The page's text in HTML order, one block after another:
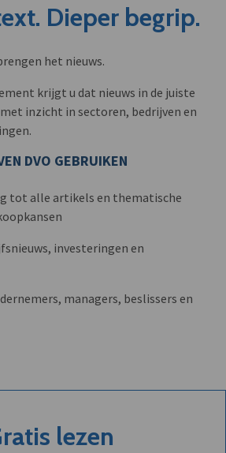
Dieper begrip.
het nieuws.
krijgt u dat nieuws in de juiste
inzicht in sectoren, bedrijven en
DVO GEBRUIKEN
tot alle artikels en thematische
investeringen en
managers, beslissers en
lezen